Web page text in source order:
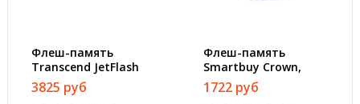
Флеш-память
Transcend JetFlash
730, 64Gb, USB 3.1 G1,
бел, TS64GJF730
3825 руб
Флеш-память
Smartbuy Crown,
64Gb, USB 2.0, чер,
SB64GBCRW-K
1722 руб